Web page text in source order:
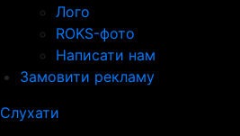
Лого
ROKS-фото
Написати нам
Замовити рекламу
Слухати